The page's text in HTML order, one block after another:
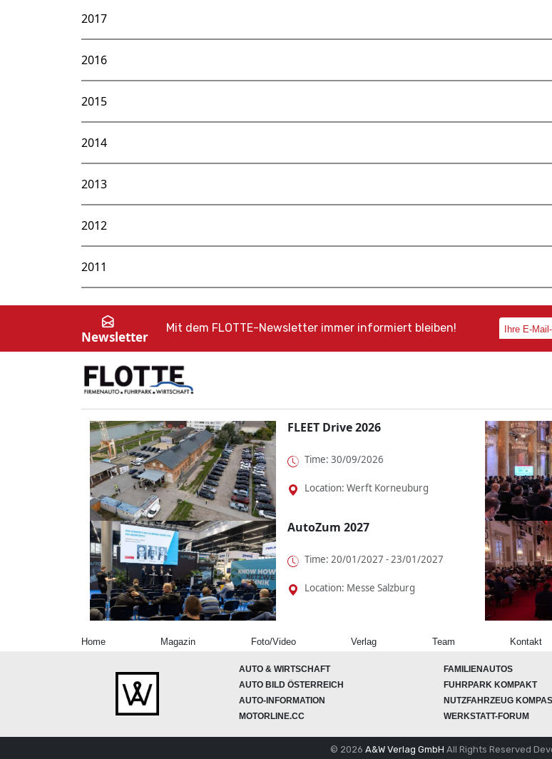
2017
2016
2015
2014
2013
2012
2011
Newsletter
Mit dem FLOTTE-Newsletter immer informiert bleiben!
FLEET Drive 2026
Time: 30/09/2026
Location: Werft Korneuburg
AutoZum 2027
Time: 20/01/2027 - 23/01/2027
Location: Messe Salzburg
Home Magazin Foto/Video Verlag Team Kontakt
AUTO & WIRTSCHAFT FAMILIENAUTOS
AUTO BILD ÖSTERREICH
FUHRPARK KOMPAKT
AUTO-INFORMATION
NUTZFAHRZEUG
MOTORLINE.CC
WERKSTATT-FORUM
© 2026 A&W Verlag GmbH All Rights Reserved